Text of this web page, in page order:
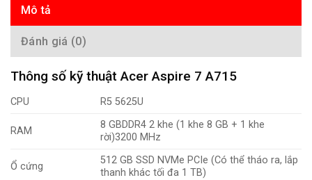
Mô tả
Đánh giá (0)
Thông số kỹ thuật Acer Aspire 7 A715
CPU R5 5625U
RAM
8 GBDDR4 2 khe (1 khe 8 GB + 1 khe
rời)3200 MHz
Ổ cứng
512 GB SSD NVMe PCIe (Có thể tháo ra, lắp
thanh khác tối đa 1 TB)